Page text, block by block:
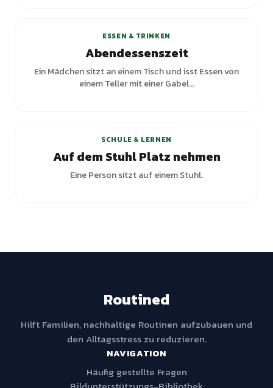
ESSEN & TRINKEN
Abendessenszeit
Ein Mädchen sitzt an einem Tisch und isst Essen von
einem Teller mit einer Gabel...
SCHULE & LERNEN
Auf dem Stuhl Platz nehmen
Eine Person sitzt auf einem Stuhl.
Routined
Hilft Familien, nachhaltige Routinen aufzubauen und
den Alltagsstress zu reduzieren.
NAVIGATION
Häufig gestellte Fragen